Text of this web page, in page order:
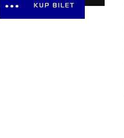
KUP BILET